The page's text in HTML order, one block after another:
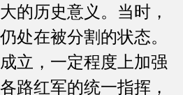
的历史意义。当时，
处在被分割的状态。
立，一定程度上加强
路红军的统一指挥，